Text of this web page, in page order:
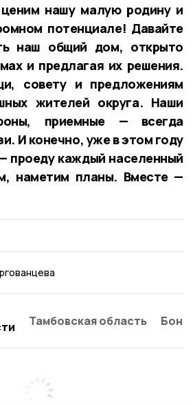
нашу малую родину и
потенциале! Давайте
наш общий дом, открыто
и предлагая их решения.
совету и предложениям
жителей округа. Наши
приемные — всегда
И конечно, уже в этом году
проеду каждый населенный
наметим планы. Вместе —
Тамбовская область